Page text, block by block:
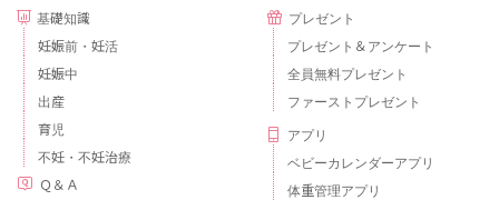
基礎知識
妊娠前・妊活
妊娠中
出産
育児
不妊・不妊治療
Ｑ＆Ａ
プレゼント
プレゼント＆アンケート
全員無料プレゼント
ファーストプレゼント
アプリ
ベビーカレンダーアプリ
体重管理アプリ